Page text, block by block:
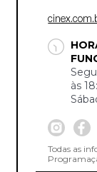
às
Todas as